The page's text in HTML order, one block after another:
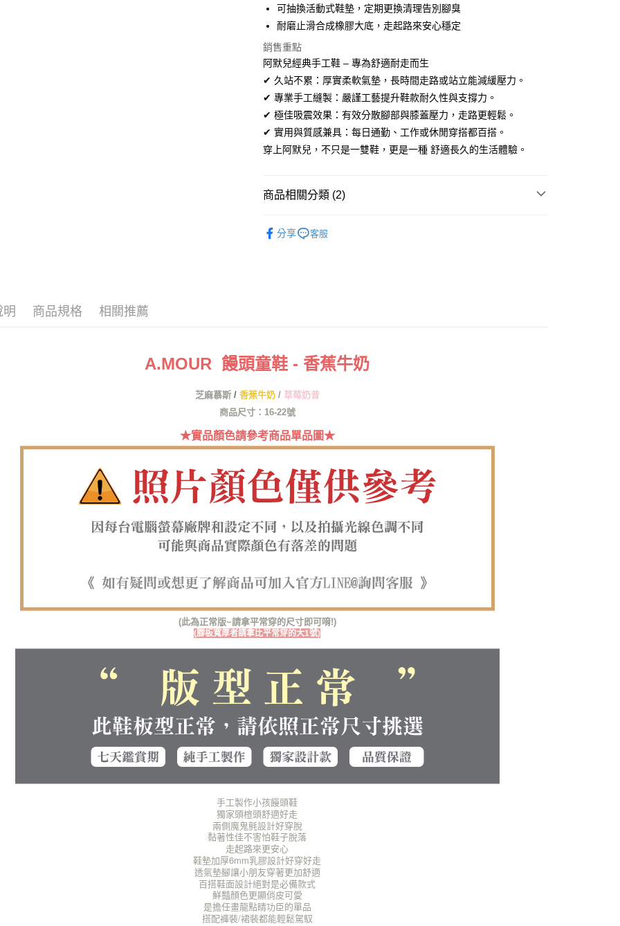
匯豐（台灣）商業銀行
華泰商業銀行
聯邦商業銀行
遠東國際商業銀行
玉山商業銀行
台新國際商業銀行
中國信託商業銀行
台灣樂天信用卡公司
悠遊付
Google Pay
全盈+PAY
AFTEE先享後付
相關說明
【關於「AFTEE先享後付」】
１．簡單：不需註冊會員、不需綁卡、不需儲值。
２．便利：只要手機號碼，簡訊認證，即可結帳。
【「AFTEE先享後付」結帳流程】
是否繳費成功／繳費後需取消欲退款等相關疑問，請聯繫「AFTEE先享後
付客戶支援中心」https://netprotections.freshdesk.com/support/home
【注意事項】
１．透過由恩沛科技股份有限公司提供之「AFTEE先享後付」服務完成之
求債權轉讓予恩沛科技股份有限公司。
２．關於個人資料處理事宜，請瀏覽以下網址：
３．未成年的使用者請事先徵得法定代理人或監護人之同意方可使用
「AFTEE先享後付」，若未經同意申辦者引起之損失，本公司不負相關責
任。
即時審查核予不同之上限額度；若仍有額度不足之情形，本公司將視審查
結果請求用戶進行身份認證。
５．嚴禁一人註冊多個帳號或使用他人資訊註冊。若發現惡意使用之情
全家取貨付款
付款後7-11取貨
郵局
郵局(離島專用)
每筆NT$125，滿NT$1,380(含以上)免運費
海外宅配（貨到付運費）
可抽換活動式鞋墊，定期更換清理告別腳臭
耐磨止滑合成橡膠大底，走起路來安心穩定
銷售重點
阿默兒經典手工鞋 – 專為舒適耐走而生
✔ 久站不累：厚實柔軟氣墊，長時間走路或站立能減緩壓力。
✔ 專業手工縫製：嚴謹工藝提升鞋款耐久性與支撐力。
✔ 極佳吸震效果：有效分散腳部與膝蓋壓力，走路更輕鬆。
✔ 實用與質感兼具：每日通勤、工作或休閒穿搭都百搭。
穿上阿默兒，不只是一雙鞋，更是一種 舒適長久的生活體驗。
商品相關分類 (2)
分享 客服
明 商品規格 相關推薦
A.MOUR 饅頭童鞋 - 香蕉牛奶
芝麻慕斯/ 香蕉牛奶/ 草莓奶昔
商品尺寸：16-22號
★實品顏色請參考商品單品圖★
(此為正常版~請拿平常穿的尺寸即可唷!)
(腳板寬厚者請拿比平常穿的大1號)
手工製作小孩饅頭鞋
獨家頭楦頭舒適好走
兩側魔鬼氈設計好穿脫
黏著性佳不害怕鞋子脫落
走起路來更安心
鞋墊加厚6mm乳膠設計好穿好走
透氣墊腳讓小朋友穿著更加舒適
百搭鞋面設計絕對是必備款式
鮮豔顏色更顯俏皮可愛
是擔任畫龍點睛功臣的單品
搭配褲裝/裙裝都能輕鬆駕馭